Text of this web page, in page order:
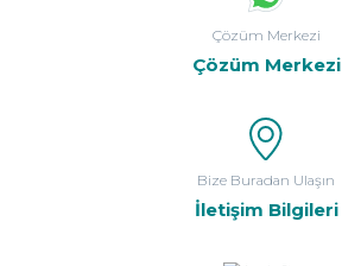
Çözüm Merkezi
Çözüm Merkezi
Bize Buradan Ulaşın
İletişim Bilgileri